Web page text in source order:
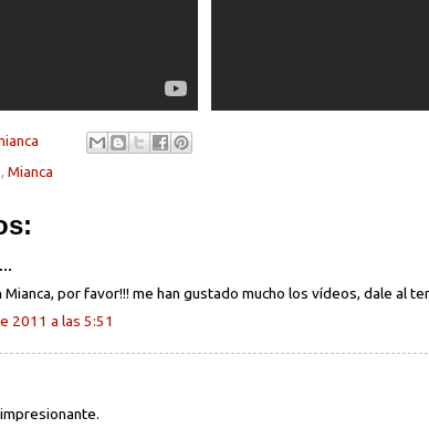
, Mianca
por favor!!! me han gustado mucho los vídeos, dale al
2011 a las 5:51